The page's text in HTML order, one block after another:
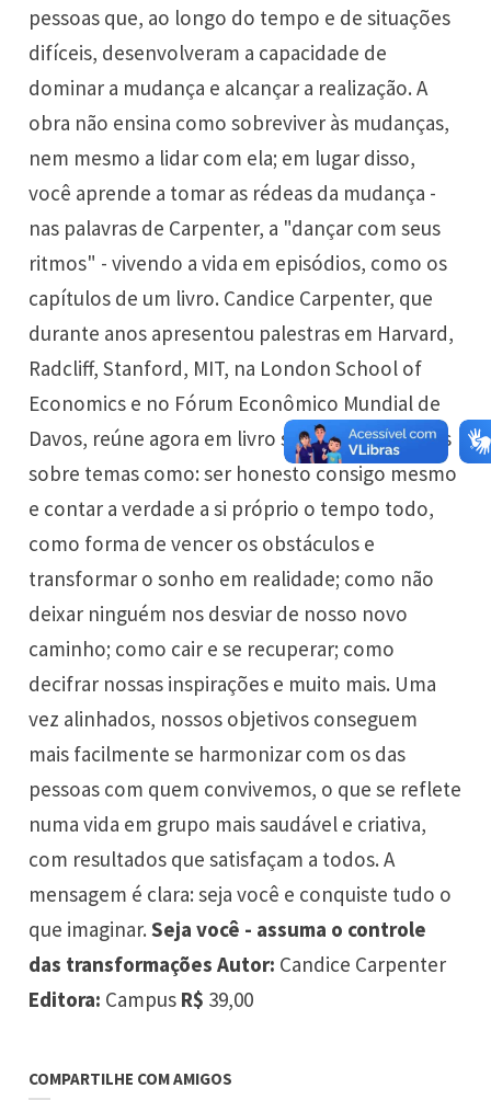
pessoas que, ao longo do tempo e de situações
difíceis, desenvolveram a capacidade de
dominar a mudança e alcançar a realização. A
obra não ensina como sobreviver às mudanças,
nem mesmo a lidar com ela; em lugar disso,
você aprende a tomar as rédeas da mudança -
nas palavras de Carpenter, a "dançar com seus
ritmos" - vivendo a vida em episódios, como os
capítulos de um livro. Candice Carpenter, que
durante anos apresentou palestras em Harvard,
Radcliff, Stanford, MIT, na London School of
Economics e no Fórum Econômico Mundial de
Davos, reúne agora em livro seus ensinamentos
sobre temas como: ser honesto consigo mesmo
e contar a verdade a si próprio o tempo todo,
como forma de vencer os obstáculos e
transformar o sonho em realidade; como não
deixar ninguém nos desviar de nosso novo
caminho; como cair e se recuperar; como
decifrar nossas inspirações e muito mais. Uma
vez alinhados, nossos objetivos conseguem
mais facilmente se harmonizar com os das
pessoas com quem convivemos, o que se reflete
numa vida em grupo mais saudável e criativa,
com resultados que satisfaçam a todos. A
mensagem é clara: seja você e conquiste tudo o
que imaginar.Seja você - assuma o controle
das transformações Autor: Candice Carpenter
Editora: Campus R$ 39,00
COMPARTILHE COM AMIGOS